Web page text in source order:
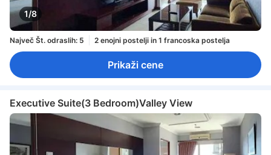
1/8
Največ Št. odraslih: 5 2 enojni postelji in 1 francoska postelja
Prikaži cene
Executive Suite(3 Bedroom)Valley View